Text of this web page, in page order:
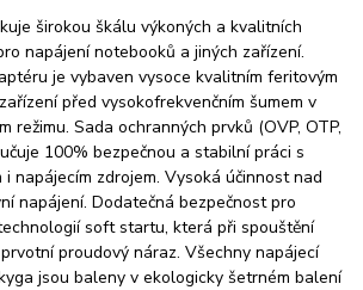
širokou škálu výkoných a kvalitních
napájení notebooků a jiných zařízení.
je vybaven vysoce kvalitním feritovým
před vysokofrekvenčním šumem v
režimu. Sada ochranných prvků (OVP, OTP,
100% bezpečnou a stabilní práci s
napájecím zdrojem. Vysoká účinnost nad
napájení. Dodatečná bezpečnost pro
soft startu, která při spouštění
proudový náraz. Všechny napájecí
jsou baleny v ekologicky šetrném balení